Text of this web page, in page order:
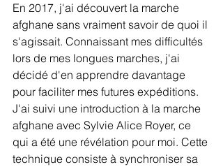
En 2017, j'ai découvert la marche
afghane sans vraiment savoir de quoi il
s'agissait. Connaissant mes difficultés
lors de mes longues marches, j'ai
décidé d'en apprendre davantage
pour faciliter mes futures expéditions.
J'ai suivi une introduction à la marche
afghane avec Sylvie Alice Royer, ce
qui a été une révélation pour moi. Cette
technique consiste à synchroniser sa